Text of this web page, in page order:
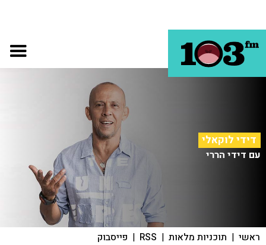
דידי לוקאלי
עם דידי הררי
ראשי | תוכניות מלאות |
RSS
| פייסבוק